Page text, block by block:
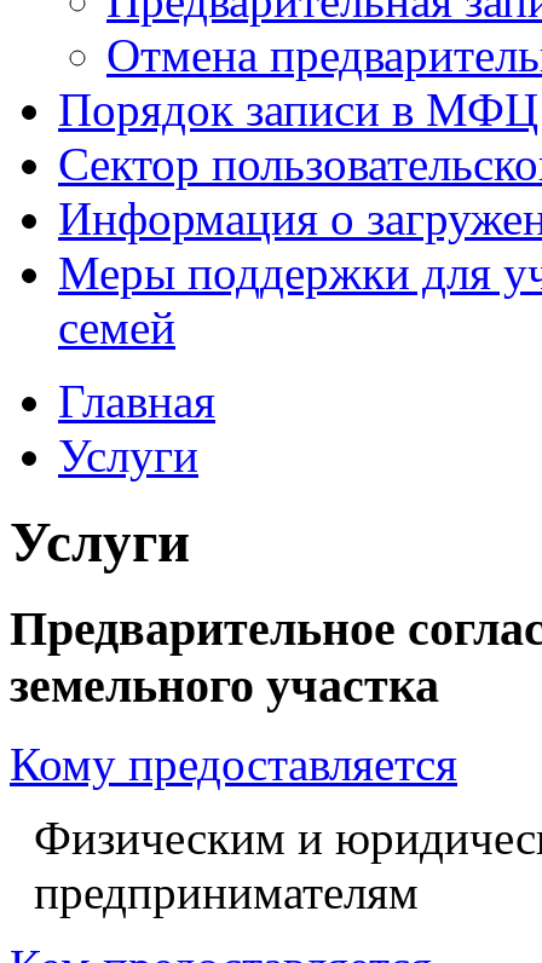
Отмена
Порядок записи в МФЦ
Сектор
Информация о
Меры поддержки для
семей
Главная
Услуги
Услуги
Предварительное
земельного участка
Кому предоставляется
Физическим и
предпринимателям